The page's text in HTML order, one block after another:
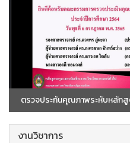
งานวิชาการ